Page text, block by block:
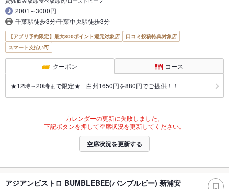
2001～3000円
千葉駅徒歩3分/千葉中央駅徒歩3分
【アプリ予約限定】最大800ポイント還元対象店
口コミ投稿特典対象店
スマート支払い可
クーポン コース
★12時～20時まで限定★ 白州1650円を880円でご提供！！
カレンダーの更新に失敗しました。
下記ボタンを押して空席状況を更新してください。
空席状況を更新する
アジアンビストロ BUMBLEBEE(バンブルビー) 新浦安